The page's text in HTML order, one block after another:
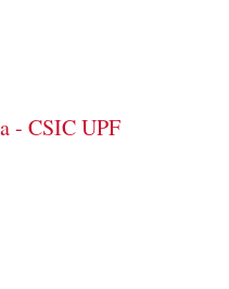
- CSIC UPF